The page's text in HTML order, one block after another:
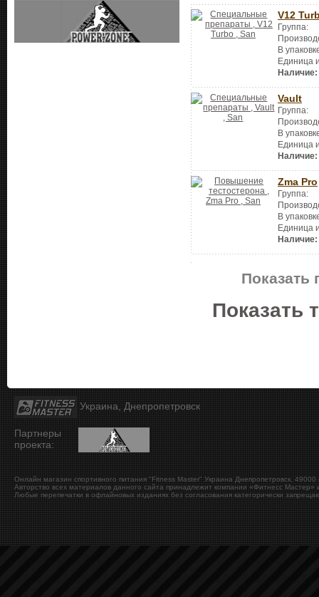
V12
Группа:
В
Единица
Наличие:
Vault
Группа:
В
Единица
Наличие:
Zma Pro
Группа:
В
Единица
Наличие:
Показать
Показать
Украина, Днепропетровск
Партнеры
проекта:
Онлайн магазин спортивного питания "Fitness Master" Украина Днепропетровск 49000
Авторство всех материалов данного сайта принадлежит компании «Фитнесс Мастер»
Любые перепечатки в офлайновых изданиях без согласования категорически